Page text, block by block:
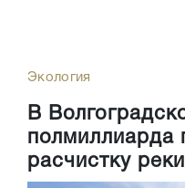
Экология
В
полмиллиарда
расчистку